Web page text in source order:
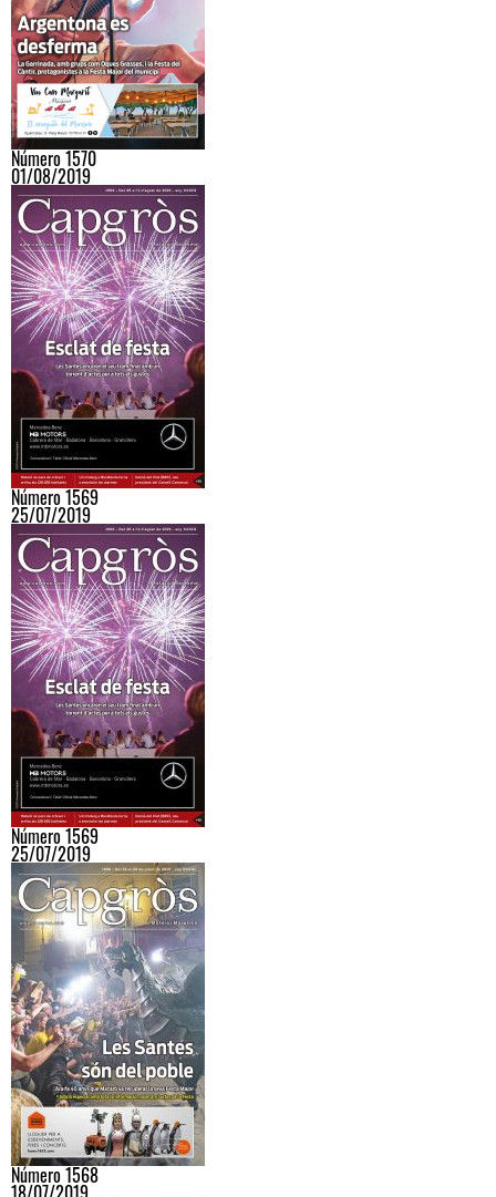
Número 1570
01/08/2019
Número 1569
25/07/2019
Número 1569
25/07/2019
Número 1568